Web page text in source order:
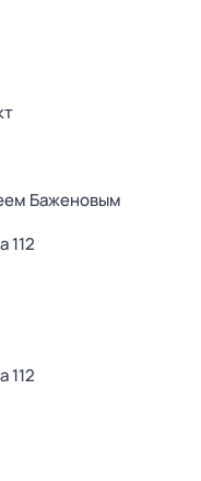
Баженовым
112
112